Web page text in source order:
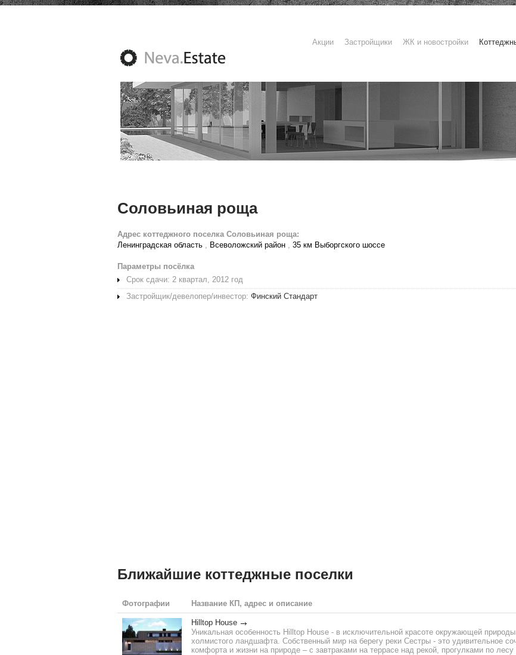
Акции Застройщики ЖК и новостройки
Соловьиная роща
Адрес коттеджного поселка Соловьиная роща:
Ленинградская область , Всеволожский район , 35 км Выборгского шоссе
Параметры посёлка
Срок сдачи: 2 квартал, 2012 год
Застройщик/девелопер/инвестор: Финский Стандарт
Ближайшие коттеджные поселки
Фотографии Название КП, адрес и описание
Hilltop House
Уникальная особенность Hilltop House - в исключительной красоте окружающей
холмистого ландшафта. Собственный мир на берегу реки Сестры - это удивительное
комфорта и жизни на природе – с завтраками на террасе над рекой, прогулками по